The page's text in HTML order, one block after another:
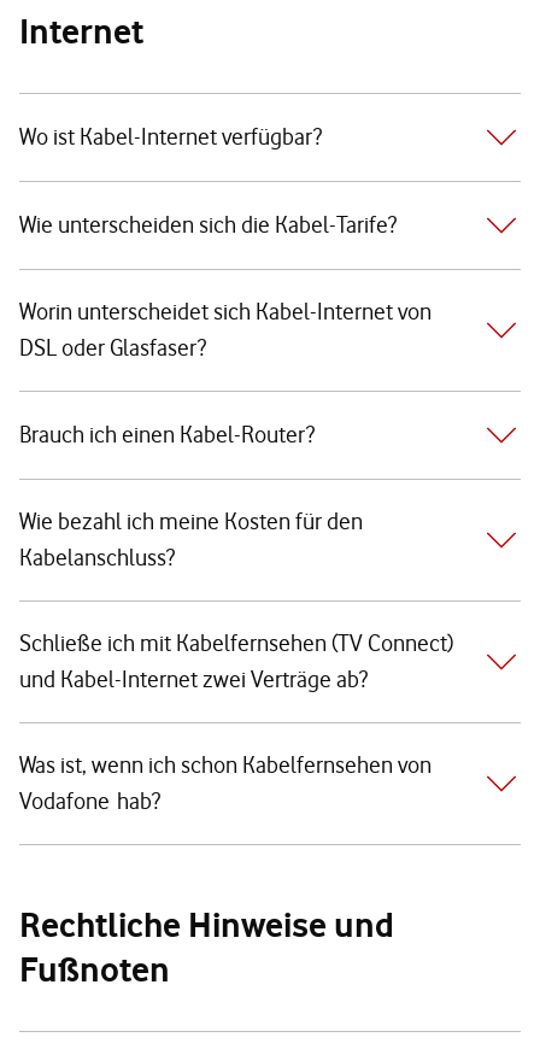
Internet
Wo ist Kabel-Internet verfügbar?
Wie unterscheiden sich die Kabel-Tarife?
Worin unterscheidet sich Kabel-Internet von
DSL oder Glasfaser?
Brauch ich einen Kabel-Router?
Wie bezahl ich meine Kosten für den
Kabelanschluss?
Schließe ich mit Kabelfernsehen (TV Connect)
und Kabel-Internet zwei Verträge ab?
Was ist, wenn ich schon Kabelfernsehen von
Vodafone hab?
Rechtliche Hinweise und
Fußnoten